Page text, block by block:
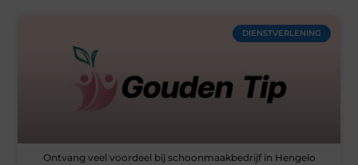
DIENSTVERLENING
Ontvang veel voordeel bij schoonmaakbedrijf in Hengelo